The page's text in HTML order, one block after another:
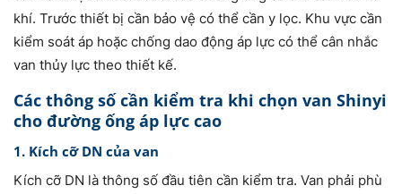
khí. Trước thiết bị cần bảo vệ có thể cần y lọc. Khu vực cần
kiểm soát áp hoặc chống dao động áp lực có thể cân nhắc
van thủy lực theo thiết kế.
Các thông số cần kiểm tra khi chọn van Shinyi
cho đường ống áp lực cao
1. Kích cỡ DN của van
Kích cỡ DN là thông số đầu tiên cần kiểm tra. Van phải phù